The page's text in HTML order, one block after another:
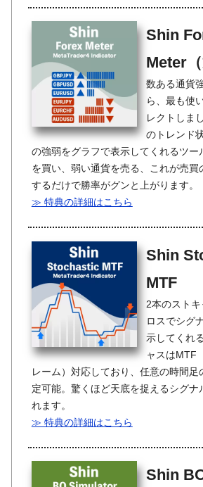
Shin
Meter（
数ある通貨
ら、最も使
レクトしま
のトレンド
の強弱をグラフで表示してくれるツー
を買い、弱い通貨を売る、これが売買
するだけで勝率がグンと上がります。
≫ 特典の詳細はこちら
Shin
MTF
2本のスト
ロスでシグ
示してくれ
ャスはMTF
レーム）対応しており、任意の時間足
定可能。驚くほど天底を捉えるシグナ
れます。
≫ 特典の詳細はこちら
Shin